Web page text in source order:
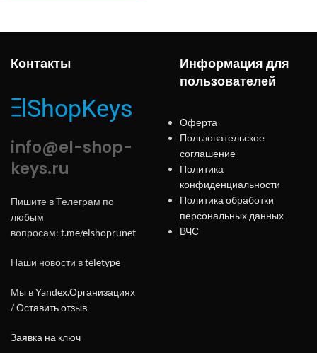
Контакты
info@el-shop-
keys.ru
Пишите в Телеграм по
любым
вопросам: t.me/elshoprunet
Наши новости вteletype
Мы вYandex.Организациях
/Оставить отзыв
Заявка на ключ
Информация для
пользователей
Оферта
Пользовательское
соглашение
Политика
конфиденциальности
Политика обработки
персональных данных
ВЧС